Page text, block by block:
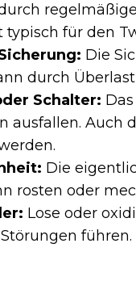
typisch für den
Die
durch
Schalter:
ausfallen. Auch
Die
rosten oder
Lose oder
führen.